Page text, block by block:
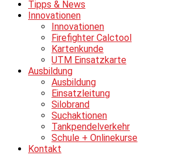
Tipps & News
Innovationen
Innovationen
Firefighter Calctool
Kartenkunde
UTM Einsatzkarte
Ausbildung
Ausbildung
Einsatzleitung
Silobrand
Suchaktionen
Tankpendelverkehr
Schule + Onlinekurse
Kontakt